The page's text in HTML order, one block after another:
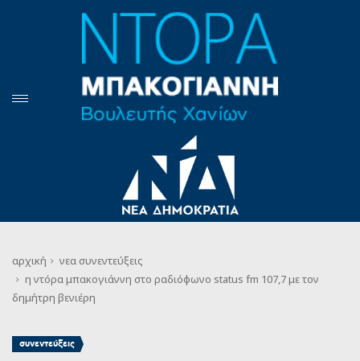
αρχική νεα συνεντεύξεις
η ντόρα μπακογιάννη στο ραδιόφωνο status fm 107,7 με τον
δημήτρη βενιέρη
συνεντεύξεις